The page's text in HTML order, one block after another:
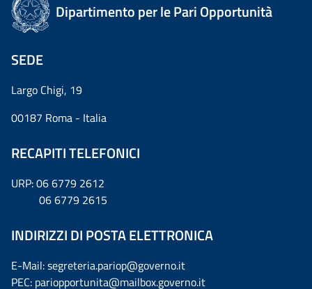
Dipartimento per le Pari Opportunità
SEDE
Largo Chigi, 19
00187 Roma - Italia
RECAPITI TELEFONICI
URP: 06 6779 2612
06 6779 2615
INDIRIZZI DI POSTA ELETTRONICA
E-Mail: segreteria.pariop@governo.it
PEC: pariopportunita@mailbox.governo.it